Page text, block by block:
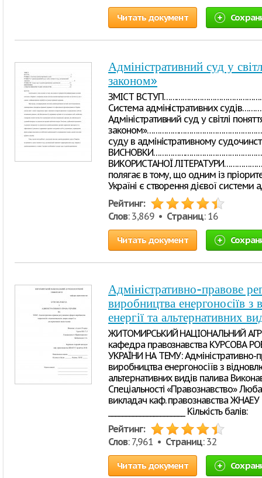
Читать документ
Адміністративний суд у
законом»
ЗМІСТ
Система адміністративних
Адміністративний суд у світлі
суду в адміністративному
ВИКОРИСТАНОЇ
полягає в тому, що одним із
Україні є створення дієвої системи
Рейтинг:
Слов: 3,869 • Страниц: 16
Читать документ
Адміністративно-правове
виробництва енергоносіїв
енергії та альтернативних
ЖИТОМИРСЬКИЙ НАЦІОНАЛЬНИЙ
кафедра правознавства КУРСОВА
УКРАЇНИ НА ТЕМУ:
виробництва енергоносіїв з
альтернативних видів палива
Спеціальності «Правознавство»
викладач каф. правознавства ЖНАЕУ
______________________ Кількість балів:
Рейтинг:
Слов: 7,961 • Страниц: 32
Читать документ